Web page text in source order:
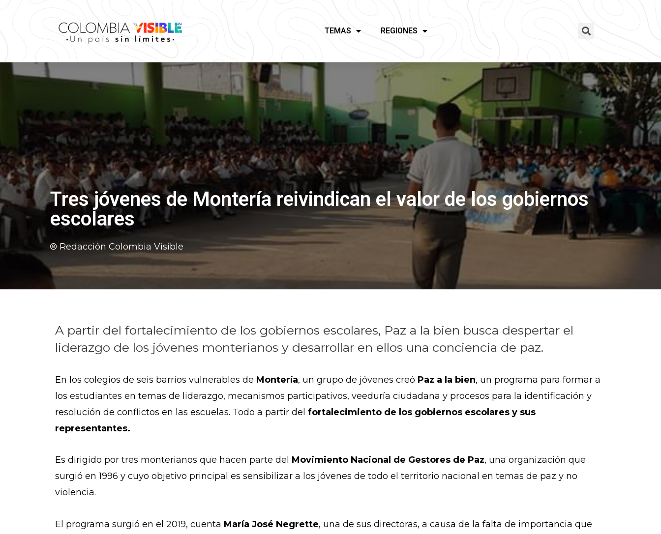
TEMAS REGIONES
Tres jóvenes de Montería reivindican el valor de los gobiernos
escolares
Redacción Colombia Visible
A partir del fortalecimiento de los gobiernos escolares, Paz a la bien busca despertar el
liderazgo de los jóvenes monterianos y desarrollar en ellos una conciencia de paz.
En los colegios de seis barrios vulnerables de Montería, un grupo de jóvenes creó Paz a la bien, un programa para formar a
los estudiantes en temas de liderazgo, mecanismos participativos, veeduría ciudadana y procesos para la identificación y
resolución de conflictos en las escuelas. Todo a partir del fortalecimiento de los gobiernos escolares y sus
representantes.
Es dirigido por tres monterianos que hacen parte del Movimiento Nacional de Gestores de Paz, una organización que
surgió en 1996 y cuyo objetivo principal es sensibilizar a los jóvenes de todo el territorio nacional en temas de paz y no
violencia.
El programa surgió en el 2019, cuenta María José Negrette, una de sus directoras, a causa de la falta de importancia que